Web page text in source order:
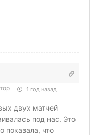
1 год назад
двух матчей
под нас. Это
показала, что